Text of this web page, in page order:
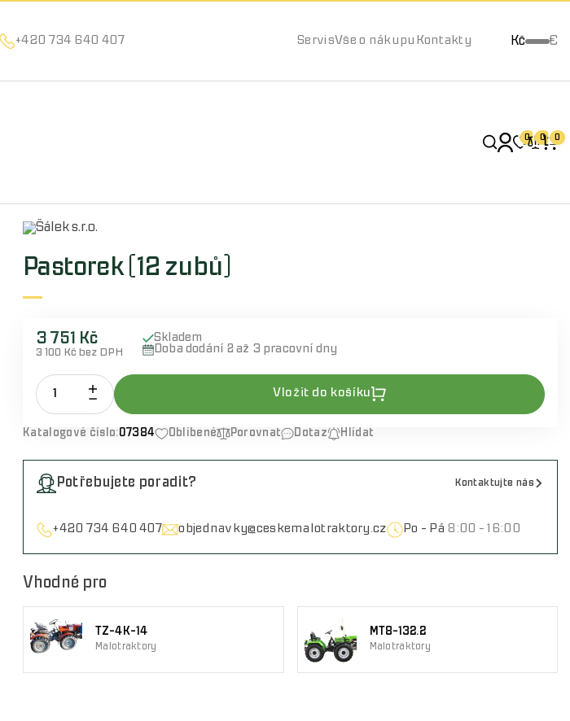
+420 734 640 407 ServisVše o nákupu Kontakty Kč €
0 0 0
Pastorek (12 zubů)
3 751 Kč
3 100 Kč bez DPH
Skladem
Doba dodání 2 až 3 pracovní dny
Vložit do košíku
Katalogové číslo:07384 Oblíbené Porovnat Dotaz Hlídat
Potřebujete poradit? Kontaktujte nás
+420 734 640 407 objednavky@ceskemalotraktory.cz Po - Pá 8:00 - 16:00
Vhodné pro
TZ-4K-14
Malotraktory
MT8-132.2
Malotraktory